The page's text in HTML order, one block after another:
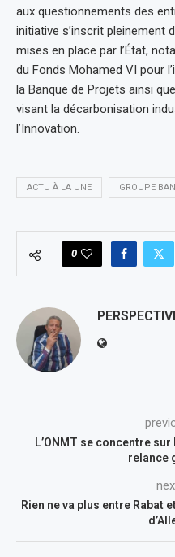
aux questionnements des
initiative s’inscrit pleinement
mises en place par l’État,
du Fonds Mohamed VI pour
la Banque de Projets ainsi
visant la décarbonisation
l’Innovation.
ACTU À LA UNE GROUPE
0
L’ONMT se concentre
relance
Rien ne va plus entre Rabat